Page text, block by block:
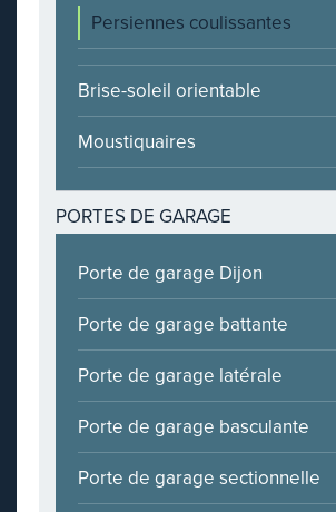
Persiennes coulissantes
Brise-soleil orientable
Moustiquaires
PORTES DE GARAGE
Porte de garage Dijon
Porte de garage battante
Porte de garage latérale
Porte de garage basculante
Porte de garage sectionnelle